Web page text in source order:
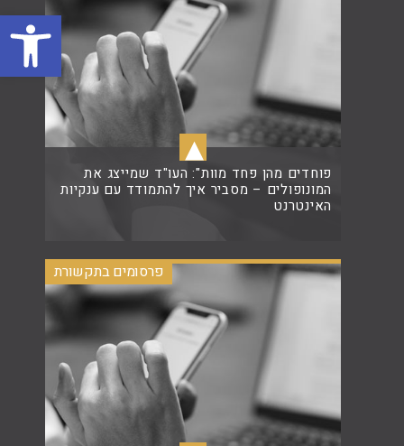
פתח סרגל נגישות
▴
פוחדים מהן פחד מוות": העו"ד שמייצג את
המונופולים – מסביר איך להתמודד עם ענקיות
האינטרנט
קרא עוד פרסומים בתקשורת